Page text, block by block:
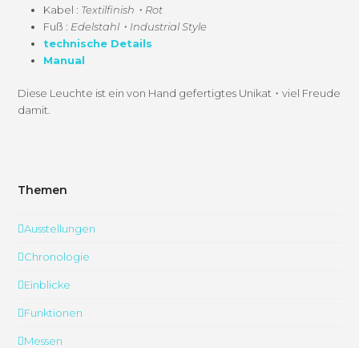
Kabel : Textilfinish・Rot
Fuß : Edelstahl・Industrial Style
tech­nis­che Details
Man­u­al
Diese Leuchte ist ein von Hand gefer­tigtes Unikat・viel Freude
damit.
Themen
Ausstellungen
Chronologie
Einblicke
Funktionen
Messen